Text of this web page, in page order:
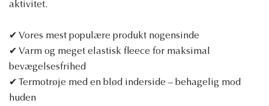
aktivitet.
✔ Vores mest populære produkt nogensinde
✔ Varm og meget elastisk fleece for maksimal
bevægelsesfrihed
✔ Termotrøje med en blød inderside – behagelig mod
huden